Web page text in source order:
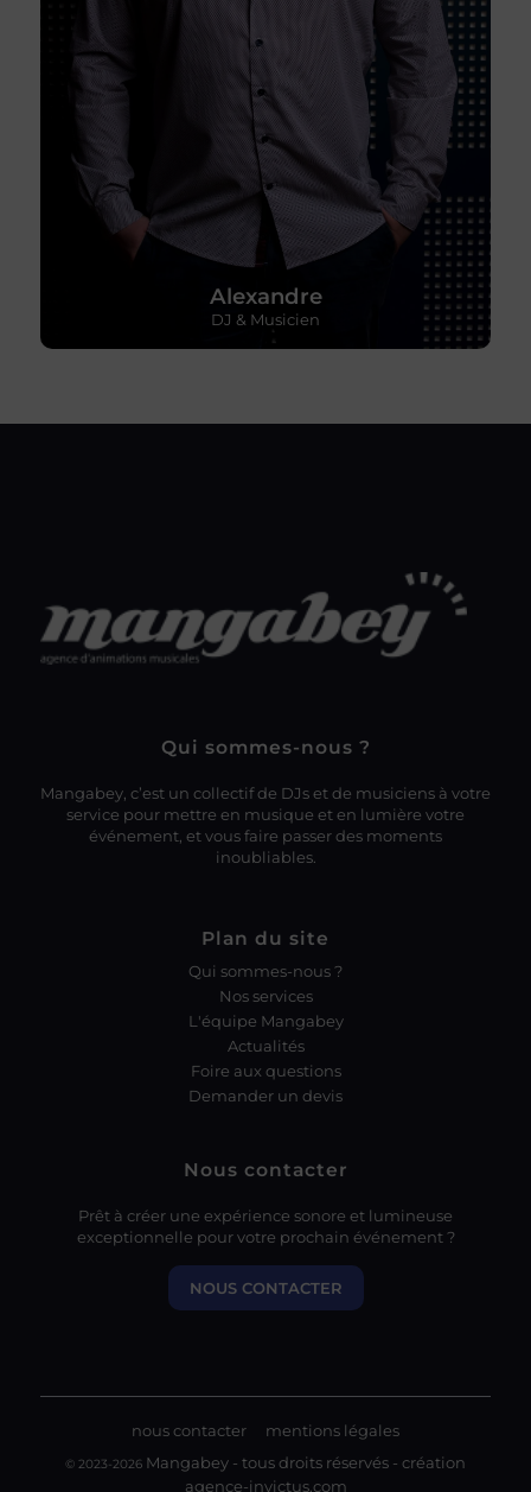
Alexandre
DJ & Musicien
Qui sommes-nous ?
Mangabey, c’est un collectif de DJs et de musiciens à votre
service pour mettre en musique et en lumière votre
événement, et vous faire passer des moments
inoubliables.
Plan du site
Qui sommes-nous ?
Nos services
L'équipe Mangabey
Actualités
Foire aux questions
Demander un devis
Nous contacter
Prêt à créer une expérience sonore et lumineuse
exceptionnelle pour votre prochain événement ?
NOUS CONTACTER
nous contacter mentions légales
© 2023-2026 Mangabey - tous droits réservés - création
agence-invictus.com